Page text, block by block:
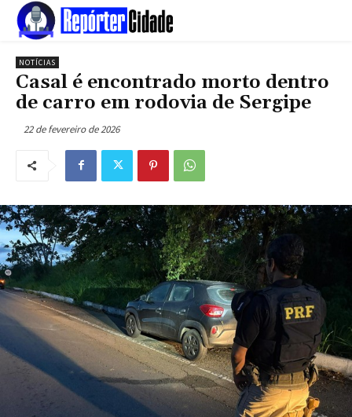
NOTÍCIAS
Casal é encontrado morto dentro
de carro em rodovia de Sergipe
22 de fevereiro de 2026